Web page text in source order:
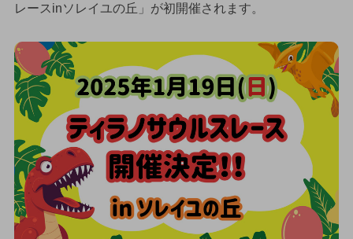
レースinソレイユの丘」が初開催されます。